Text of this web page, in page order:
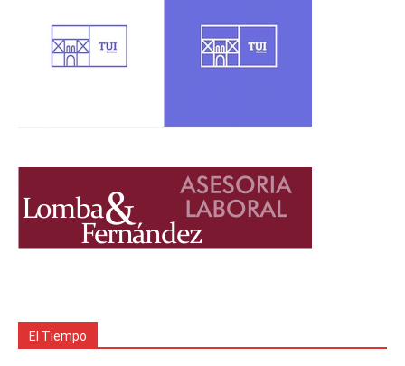
El Tiempo